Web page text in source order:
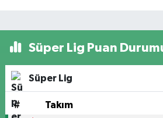
Süper Lig Puan
Süper Lig
# Takım